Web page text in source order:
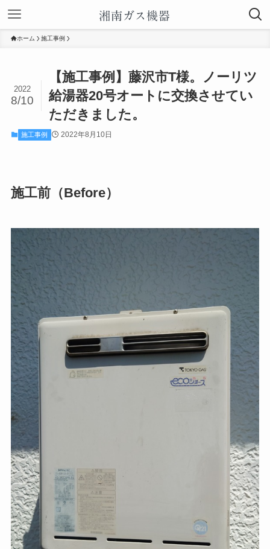
ホーム 施工事例
【施工事例】藤沢市T様。ノーリツ
給湯器20号オートに交換させてい
ただきました。
2022
8/10
施工事例 2022年8月10日
施工前（Before）